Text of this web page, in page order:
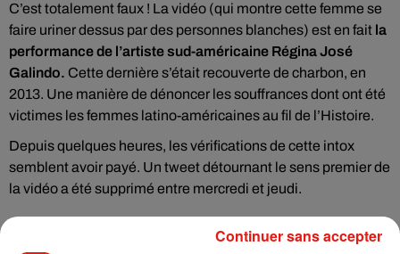
C’est totalement faux ! La vidéo (qui montre cette femme se
faire uriner dessus par des personnes blanches) est en fait la
performance de l’artiste sud-américaine Régina José
Galindo. Cette dernière s’était recouverte de charbon, en
2013. Une manière de dénoncer les souffrances dont ont été
victimes les femmes latino-américaines au fil de l’Histoire.
Depuis quelques heures, les vérifications de cette intox
semblent avoir payé. Un tweet détournant le sens premier de
la vidéo a été supprimé entre mercredi et jeudi.
Continuer sans accepter